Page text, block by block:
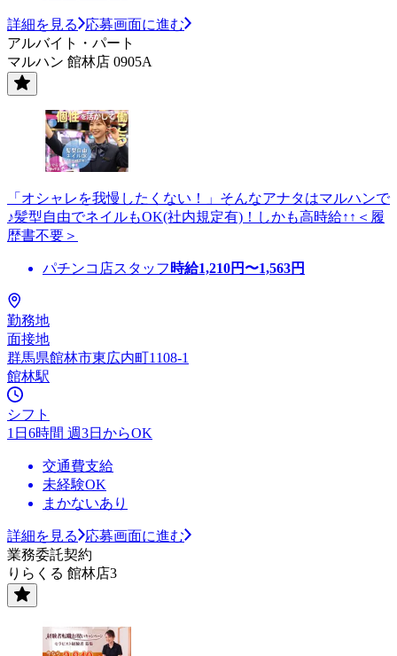
詳細を見る
応募画面に進む
アルバイト・パート
マルハン 館林店 0905A
「オシャレを我慢したくない！」そんなアナタはマルハンで
♪髪型自由でネイルもOK(社内規定有)！しかも高時給↑↑＜履
歴書不要＞
パチンコ店スタッフ 時給1,210円〜1,563円
勤務地
面接地
群馬県館林市東広内町1108-1
館林駅
シフト
1日6時間 週3日からOK
交通費支給
未経験OK
まかないあり
詳細を見る
応募画面に進む
業務委託契約
りらくる 館林店3